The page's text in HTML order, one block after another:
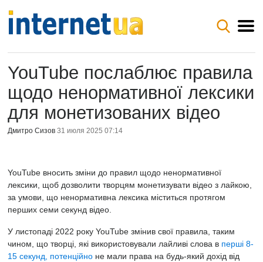
YouTube послаблює правила
щодо ненормативної лексики
для монетизованих відео
Дмитро Сизов 31 июля 2025 07:14
YouTube вносить зміни до правил щодо ненормативної
лексики, щоб дозволити творцям монетизувати відео з лайкою,
за умови, що ненормативна лексика міститься протягом
перших семи секунд відео.
У листопаді 2022 року YouTube змінив свої правила, таким
чином, що творці, які використовували лайливі слова в перші 8-
15 секунд, потенційно не мали права на будь-який дохід від